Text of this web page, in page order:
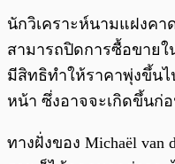
นักวิเคราะห์นามแฝงค
สามารถปิดการซื้อขายใ
มีสิทธิทำให้ราคาพุ่งขึ้นไ
หน้า ซึ่งอาจจะเกิดขึ้นก่
ทางฝั่งของ Michaël van